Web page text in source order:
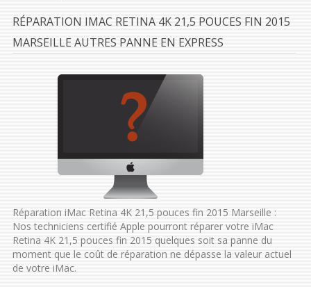
RÉPARATION IMAC RETINA 4K 21,5 POUCES FIN 2015
MARSEILLE AUTRES PANNE EN EXPRESS
Réparation iMac Retina 4K 21,5 pouces fin 2015 Marseille :
Nos techniciens certifié Apple pourront réparer votre iMac
Retina 4K 21,5 pouces fin 2015 quelques soit sa panne du
moment que le coût de réparation ne dépasse la valeur actuel
de votre iMac.